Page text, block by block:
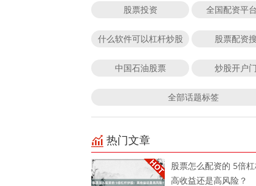
股票投资 全国配资平
什么软件可以杠杆炒股 股票配资
中国石油股票 炒股开户
全部话题标签
热门文章
股票怎么配资的 5倍杠
高收益还是高风险？